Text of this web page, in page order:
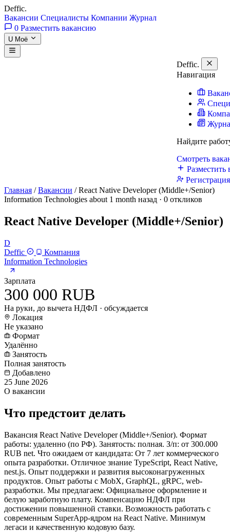
Deffic.
Вакансии Специалисты Компании Журнал
0 Разместить вакансию
U Моё
Deffic.
Навигация
Найдите
Смотреть
Разместить
Главная / Вакансии / React Native Developer (Middle+/Senior)
Information Technologies about 1 month назад · 0 откликов
React Native Developer (Middle+/Senior)
D
Deffic
Компания
Information Technologies
Зарплата
300 000 RUB
На руки, до вычета НДФЛ · обсуждается
Локация
Не указано
Формат
Удалённо
Занятость
Полная занятость
Добавлено
25 June 2026
О вакансии
Что предстоит делать
Вакансия React Native Developer (Middle+/Senior). Формат
работы: удаленно (по РФ). Занятость: полная. З/п: от 300.000
RUB net. Что ожидаем от кандидата: От 7 лет коммерческого
опыта разработки. Отличное знание TypeScript, React Native,
nest.js. Опыт поддержки и развития высоконагруженных
продуктов. Опыт работы с MobX, GraphQL, gRPC, web-
разработки. Мы предлагаем: Официальное оформление и
белую заработную плату. Компенсацию НДФЛ при
достижении повышенной ставки. Возможность работать с
современным SuperApp-ядром на React Native. Минимум
легаси и качественную кодовую базу.